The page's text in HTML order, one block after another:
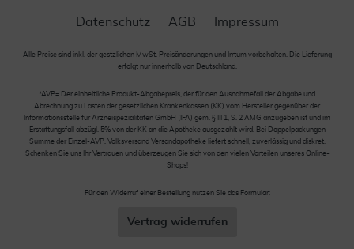
Datenschutz AGB Impressum
Alle Preise sind inkl. der gestzlichen MwSt. Preisänderungen und Irrtum vorbehalten. Die Lieferung
erfolgt nur innerhalb von Deutschland.
*AVP= Der einheitliche Produkt-Abgabepreis, der für den Ausnahmefall der Abgabe und
Abrechnung zu Lasten der gesetzlichen Krankenkassen (KK) vom Hersteller gegenüber der
Informationsstelle für Arzneispezialitäten GmbH (IFA) gem. § III 1, S. 2 AMG anzugeben ist und im
Erstattungsfall abzügl. 5% von der KK an die Apotheke ausgezahlt wird. Bei Doppelpackungen
Summe der Einzel-AVP. Volksversand Versandapotheke liefert schnell, zuverlässig und diskret.
Schenken Sie uns Ihr Vertrauen und überzeugen Sie sich von den vielen Vorteilen unseres Online-
Shops!
Für den Widerruf einer Bestellung nutzen Sie das Formular:
Vertrag widerrufen